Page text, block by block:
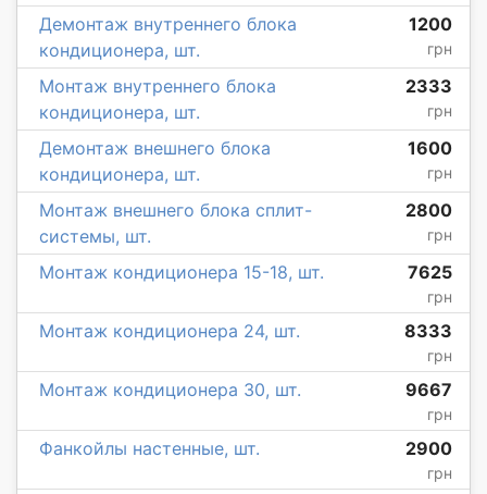
Демонтаж внутреннего блока
кондиционера, шт.
1200
грн
Монтаж внутреннего блока
кондиционера, шт.
2333
грн
Демонтаж внешнего блока
кондиционера, шт.
1600
грн
Монтаж внешнего блока сплит-
системы, шт.
2800
грн
Монтаж кондиционера 15-18, шт. 7625
грн
Монтаж кондиционера 24, шт. 8333
грн
Монтаж кондиционера 30, шт. 9667
грн
Фанкойлы настенные, шт. 2900
грн